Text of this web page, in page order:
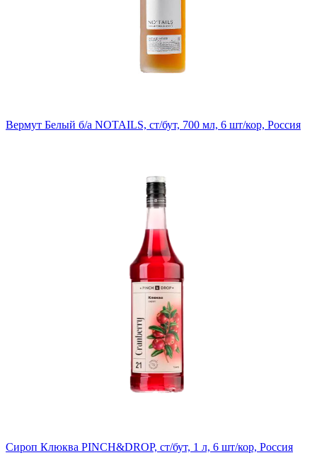
Вермут Белый б/а NOTAILS, ст/бут, 700 мл, 6 шт/кор, Россия
Сироп Клюква PINCH&DROP, ст/бут, 1 л, 6 шт/кор, Россия